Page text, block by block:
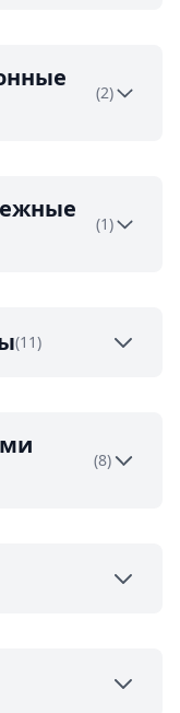
(2)
(1)
(11)
(8)